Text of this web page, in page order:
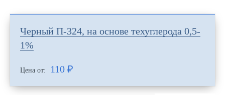
Черный П-324, на основе техуглерода 0,5-
1%
Цена от: 110 ₽